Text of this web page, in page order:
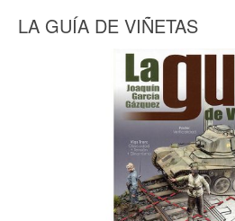
LA GUÍA DE VIÑETAS